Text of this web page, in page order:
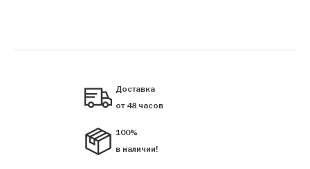
Доставка
от 48 часов
100%
в наличии!